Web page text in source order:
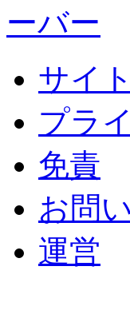
サイ
プラ
免責
お問
運営